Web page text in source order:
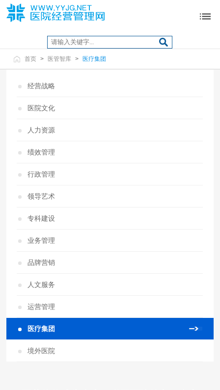
首页 > 医管智库 > 医疗集团
经营战略
医院文化
人力资源
绩效管理
行政管理
领导艺术
专科建设
业务管理
品牌营销
人文服务
运营管理
医疗集团
境外医院